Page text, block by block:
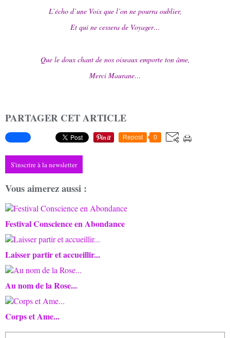
L’écho d’une Voix que l’on ne pourra oublier,
Et qui ne cessera de Voyager…
Que le doux chant de nos oiseaux emporte ton âme,
Merci Maurane…
PARTAGER CET ARTICLE
Repost 0
S'inscrire à la newsletter
Vous aimerez aussi :
Festival Conscience en Abondance
Laisser partir et accueillir...
Au nom de la Rose...
Corps et Ame...